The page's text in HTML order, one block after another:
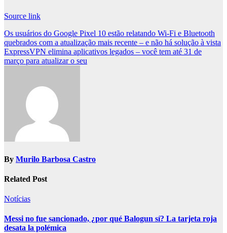
Source link
Post
navigation
Os usuários do Google Pixel 10 estão relatando Wi-Fi e Bluetooth
quebrados com a atualização mais recente – e não há solução à vista
ExpressVPN elimina aplicativos legados – você tem até 31 de
março para atualizar o seu
By Murilo Barbosa Castro
Related Post
Notícias
Messi no fue sancionado, ¿por qué Balogun sí? La tarjeta roja
desata la polémica